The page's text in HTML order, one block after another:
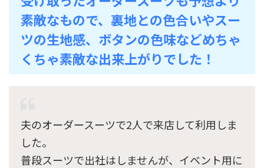
素敵なもので、裏地との色合いやスー
ツの生地感、ボタンの色味などめちゃ
くちゃ素敵な出来上がりでした！
夫のオーダースーツで2人で来店して利用しま
した。
普段スーツで出社はしませんが、イベント用に